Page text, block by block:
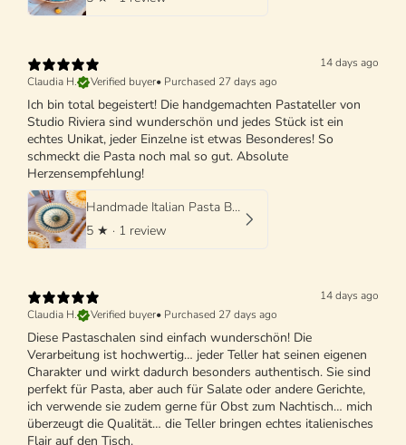
14 days ago
Claudia H.
Verified buyer• Purchased 27 days ago
Ich bin total begeistert! Die handgemachten Pastateller von
Studio Riviera sind wunderschön und jedes Stück ist ein
echtes Unikat, jeder Einzelne ist etwas Besonderes! So
schmeckt die Pasta noch mal so gut. Absolute
Herzensempfehlung!
Handmade Italian Pasta Bowl 25 cm | Cappello di Prete
5 ★ · 1 review
14 days ago
Claudia H.
Verified buyer• Purchased 27 days ago
Diese Pastaschalen sind einfach wunderschön! Die
Verarbeitung ist hochwertig… jeder Teller hat seinen eigenen
Charakter und wirkt dadurch besonders authentisch. Sie sind
perfekt für Pasta, aber auch für Salate oder andere Gerichte,
ich verwende sie zudem gerne für Obst zum Nachtisch… mich
überzeugt die Qualität… die Teller bringen echtes italienisches
Flair auf den Tisch.